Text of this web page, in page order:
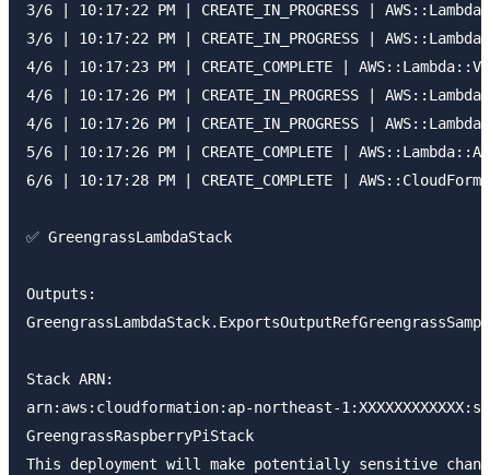
3/6 | 10:17:22 PM | CREATE_IN_PROGRESS |
3/6 | 10:17:22 PM | CREATE_IN_PROGRESS |
4/6 | 10:17:23 PM | CREATE_COMPLETE |
4/6 | 10:17:26 PM | CREATE_IN_PROGRESS |
4/6 | 10:17:26 PM | CREATE_IN_PROGRESS |
5/6 | 10:17:26 PM | CREATE_COMPLETE |
6/6 | 10:17:28 PM | CREATE_COMPLETE |
✅ GreengrassLambdaStack
Outputs:
Stack ARN:
arn:aws:cloudformation:ap-northeast-
GreengrassRaspberryPiStack
This deployment will make potentially sensitive